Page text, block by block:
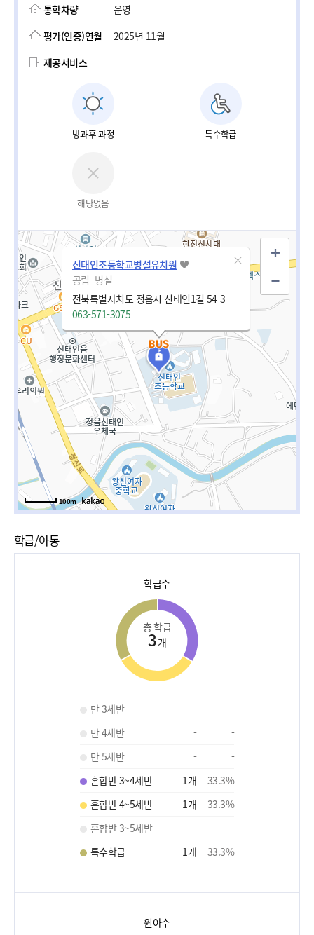
통학차량
운영
평가(인증)연월
2025년 11월
제공서비스
방과후 과정 특수학급
해당없음
신태인초등학교병설유치원
공립_병설
전북특별자치도 정읍시 신태인1길 54-3
063-571-3075
100m
학급/아동
학급수
총 학급
3개
만 3세반 -
-
만 4세반
-
-
만 5세반
-
-
혼합반 3~4세반
1개 33.3%
혼합반 4~5세반
1개 33.3%
혼합반 3~5세반
-
-
특수학급
1개 33.3%
원아수